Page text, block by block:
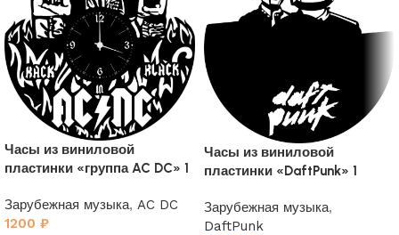
Часы из виниловой
пластинки «группа AC DC» 1
Зарубежная музыка, AC DC
1200 ₽
Часы из виниловой
пластинки «DaftPunk» 1
Зарубежная музыка,
DaftPunk